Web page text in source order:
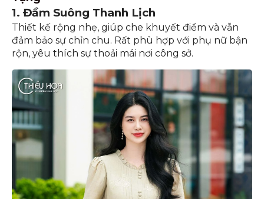
1. Đầm Suông Thanh Lịch
Thiết kế rộng nhẹ, giúp che khuyết điểm và vẫn
đảm bảo sự chỉn chu. Rất phù hợp với phụ nữ bận
rộn, yêu thích sự thoải mái nơi công sở.